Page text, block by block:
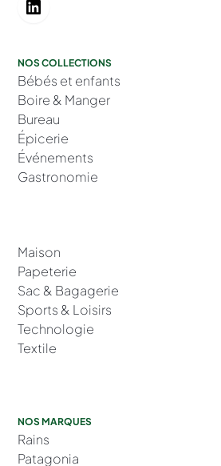
NOS COLLECTIONS
Bébés et enfants
Boire & Manger
Bureau
Épicerie
Événements
Gastronomie
Maison
Papeterie
Sac & Bagagerie
Sports & Loisirs
Technologie
Textile
NOS MARQUES
Rains
Patagonia